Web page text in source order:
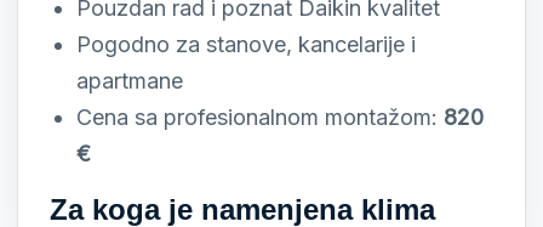
Pouzdan rad i poznat Daikin kvalitet
Pogodno za stanove, kancelarije i
apartmane
Cena sa profesionalnom montažom: 820
€
Za koga je namenjena klima